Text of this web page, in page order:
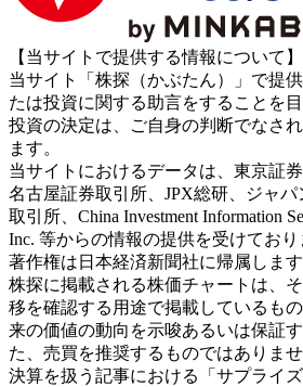
【当サイトで提供する情報について】
当サイト「株探（かぶたん）」で提
たは投資に関する助言をすることを
投資の決定は、ご自身の判断でなさ
ます。
当サイトにおけるデータは、東京証
名古屋証券取引所、JPX総研、ジャ
取引所、China Investment Information
Inc. 等からの情報の提供を受けてお
著作権は日本経済新聞社に帰属します
株探に掲載される株価チャートは、
移を確認する用途で掲載しているも
来の価値の動向を示唆あるいは保証
た、売買を推奨するものではありませ
決算を扱う記事における「サプライ